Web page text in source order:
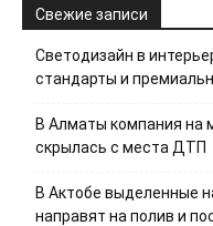
Свежие записи
Светодизайн в
стандарты и
В Алматы компания на
скрылась с места ДТП
В Актобе выделенные
направят на полив и